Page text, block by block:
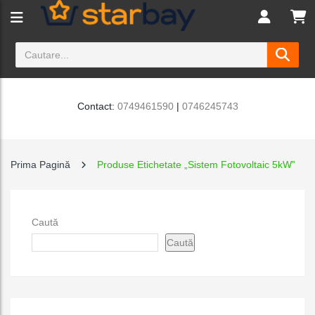
Contact: 0749461590| 0746245743
Prima Pagină Produse Etichetate „Sistem Fotovoltaic 5kW”
Caută
Caută